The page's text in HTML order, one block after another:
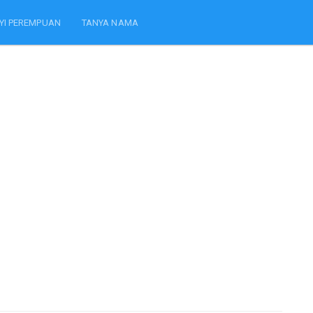
PEREMPUAN TANYA NAMA